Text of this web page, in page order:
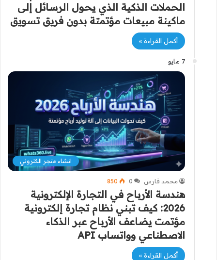
الحملات الذكية الذي يحول الرسائل إلى
ماكينة مبيعات مؤتمتة بدون فريق تسويق
أكمل القراءة »
7 مايو
انشاء متجر الكتروني
محمد فارس 0
850
هندسة الأرباح في التجارة الإلكترونية
2026: كيف تبني نظام تجارة إلكترونية
مؤتمت يضاعف الأرباح عبر الذكاء
الاصطناعي وواتساب API
أكمل القراءة »